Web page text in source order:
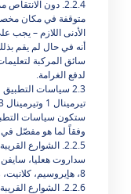
2.2.4. دون
متوقفة في مكان
الأدنى اللازم – يجب
أنه في حال لم يقم
سائق المركبة
لدفع الغرامة.
2.3 سياسات
تيرمينال 1 وتيرمينال 3:
ستكون سياسات
وفقاً لما هو مفصّل في البند 2.1
سداروت هعليا،
8، هإيروسيم، كلانيت، ركيفت.